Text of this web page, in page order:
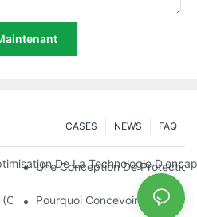
FAQ
NEWS
CASES
De La Technologie
Une Conception De
2000 Ensembles De
Pourquoi Concevoir Des